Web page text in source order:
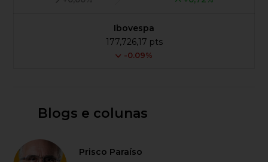
Ibovespa
177,726,17 pts
-0.09%
Blogs e colunas
Prisco Paraíso